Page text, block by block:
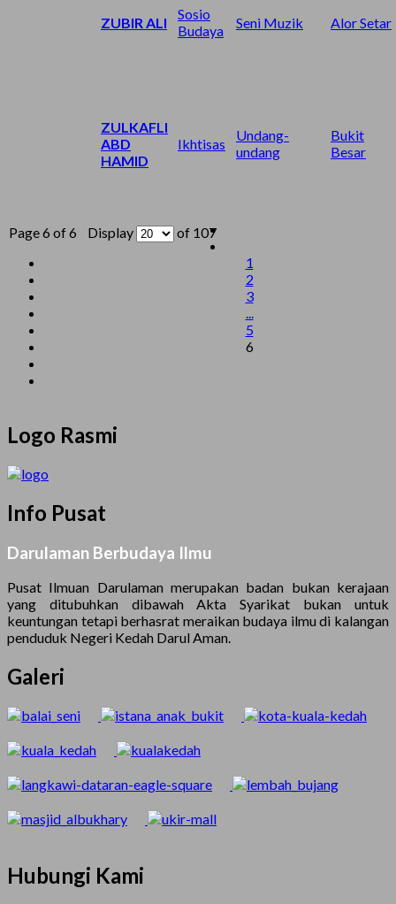
ZUBIR ALI
Sosio
Budaya
Seni Muzik Alor Setar
ZULKAFLI
ABD
HAMID
Ikhtisas
Undang-
undang
Bukit
Besar
Page 6 of 6 Display
of 107
1
2
3
...
5
6
Logo Rasmi
Info Pusat
Darulaman Berbudaya Ilmu
Pusat Ilmuan Darulaman merupakan badan bukan kerajaan
yang ditubuhkan dibawah Akta Syarikat bukan untuk
keuntungan tetapi berhasrat meraikan budaya ilmu di kalangan
penduduk Negeri Kedah Darul Aman.
Galeri
Hubungi Kami